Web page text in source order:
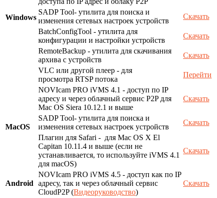
Windows
SADP Tool- утилита для поиска и
изменения сетевых настроек устройств
Скачать
BatchConfigTool - утилита для
конфигурации и настройки устройств
Скачать
RemoteBackup - утилита для скачивания
архива с устройств
Скачать
VLC или другой плеер - для
просмотра RTSP потока
Перейти
MacOS
NOVIcam PRO iVMS 4.1 - доступ по IP
адресу и через облачный сервис P2P для
Mac OS Siera 10.12.1 и выше
Скачать
SADP Tool- утилита для поиска и
изменения сетевых настроек устройств
Скачать
Плагин для Safari - для Mac OS X El
Capitan 10.11.4 и выше (если не
устанавливается, то используйте iVMS 4.1
для macOS)
Скачать
Android
NOVIcam PRO iVMS 4.5 - доступ как по IP
адресу, так и через облачный сервис
CloudP2P (Видеоруководство)
Скачать